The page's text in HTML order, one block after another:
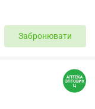
Забронювати